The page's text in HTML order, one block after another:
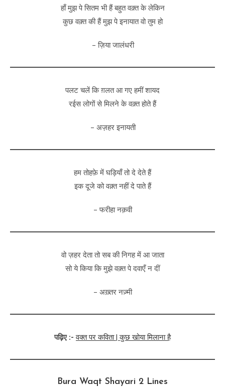
हाँ मुझ पे सितम भी हैं बहुत वक़्त के लेकिन
कुछ वक़्त की हैं मुझ पे इनायात वो तुम हो
– ज़िया जालंधरी
पलट चलें कि ग़लत आ गए हमीं शायद
रईस लोगों से मिलने के वक़्त होते हैं
– अज़हर इनायती
हम तोहफ़े में घड़ियाँ तो दे देते हैं
इक दूजे को वक़्त नहीं दे पाते हैं
– फरीहा नक़वी
वो ज़हर देता तो सब की निगह में आ जाता
सो ये किया कि मुझे वक़्त पे दवाएँ न दीं
– अख़्तर नज़्मी
पढ़िए :- वक्त पर कविता | कुछ खोया मिलाना है
Bura Waqt Shayari 2 Lines